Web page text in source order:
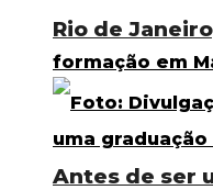
Rio de
Antes de ser